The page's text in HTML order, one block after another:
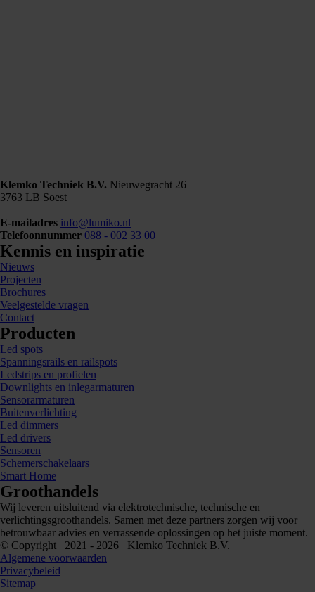
Klemko Techniek B.V. Nieuwegracht 26
3763 LB Soest
E-mailadres info@lumiko.nl
Telefoonnummer 088 - 002 33 00
Kennis en inspiratie
Nieuws
Projecten
Brochures
Veelgestelde vragen
Contact
Producten
Led spots
Spanningsrails en railspots
Ledstrips en profielen
Downlights en inlegarmaturen
Sensorarmaturen
Buitenverlichting
Led dimmers
Led drivers
Sensoren
Schemerschakelaars
Smart Home
Groothandels
Wij leveren uitsluitend via elektrotechnische, technische en
verlichtingsgroothandels. Samen met deze partners zorgen wij voor
betrouwbaar advies en verrassende oplossingen op het juiste moment.
© Copyright 2021 - 2026 Klemko Techniek B.V.
Algemene voorwaarden
Privacybeleid
Sitemap